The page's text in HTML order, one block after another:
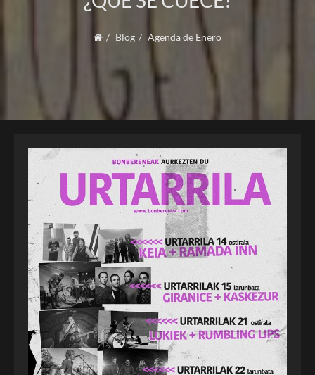
Blog Agenda de Enero